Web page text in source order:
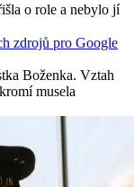
o role a nebylo jí
zdrojů pro Google
Boženka. Vztah
musela